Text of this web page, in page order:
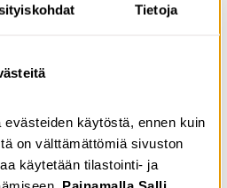
Tietoja
evästeiden käytöstä, ennen kuin
on välttämättömiä sivuston
käytetään tilastointi- ja
Painamalla Salli